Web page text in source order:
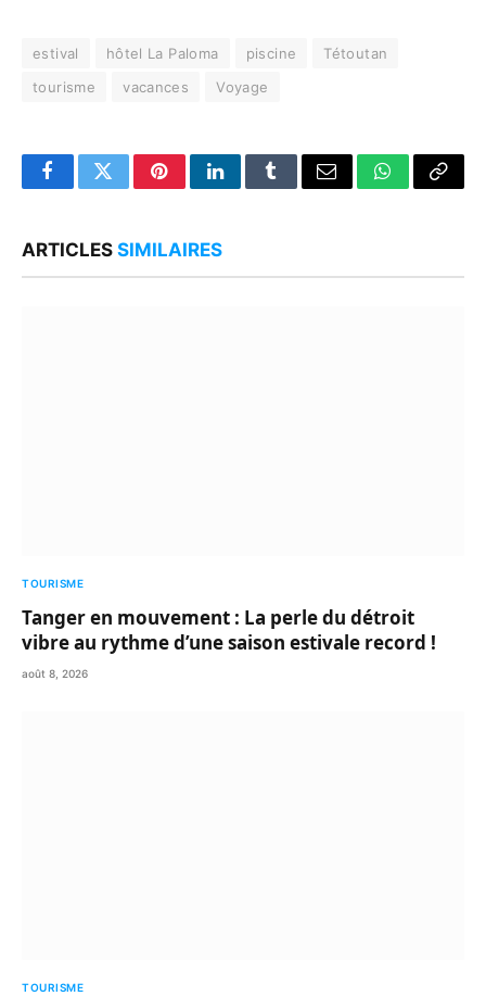
estival hôtel La Paloma piscine
Tétoutan
tourisme
vacances Voyage
FacebookTwitterPinterestLinkedInTumblrEmail WhatsApp
Copy
ARTICLES SIMILAIRES
TOURISME
Tanger en mouvement : La perle du détroit
vibre au rythme d’une saison estivale record !
août 8, 2026
TOURISME